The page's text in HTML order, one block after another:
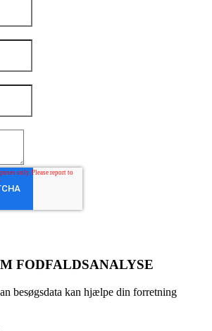
FODFALDSANALYSE
besøgsdata kan hjælpe din forretning